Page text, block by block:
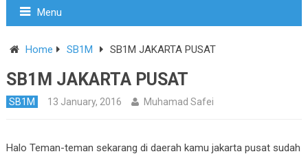
Menu
Home SB1M SB1M JAKARTA PUSAT
SB1M JAKARTA PUSAT
SB1M 13 January, 2016 Muhamad Safei
Halo Teman-teman sekarang di daerah kamu jakarta pusat sudah